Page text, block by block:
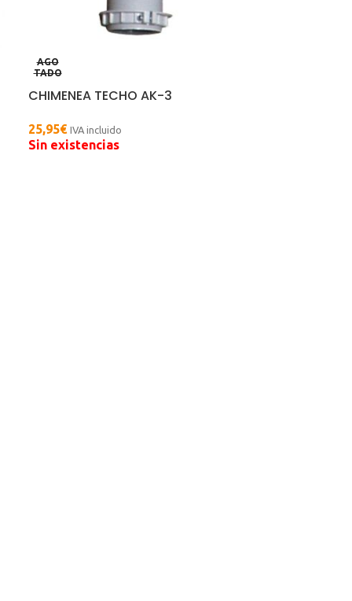
AGO
TADO
CHIMENEA TECHO AK-3
25,95€ IVA incluido
Sin existencias